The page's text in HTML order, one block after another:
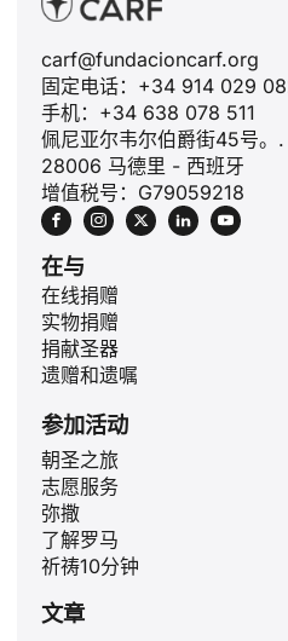
carf@fundacioncarf.org
固定电话：+34 914 029
手机：+34 638 078 511
佩尼亚尔韦尔伯爵街45号。.
28006 马德里 - 西班牙
增值税号：G79059218
在与
在线捐赠
实物捐赠
捐献圣器
遗赠和遗嘱
参加活动
朝圣之旅
志愿服务
弥撒
了解罗马
祈祷10分钟
文章